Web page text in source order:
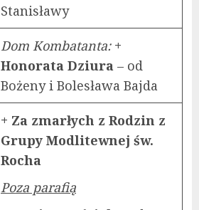
Stanisławy
Dom Kombatanta:+
Honorata Dziura – od
Bożeny i Bolesława Bajda
+ Za zmarłych z Rodzin z
Grupy Modlitewnej św.
Rocha
Poza parafią